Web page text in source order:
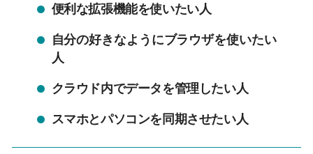
便利な拡張機能を使いたい人
自分の好きなようにブラウザを使いたい
人
クラウド内でデータを管理したい人
スマホとパソコンを同期させたい人